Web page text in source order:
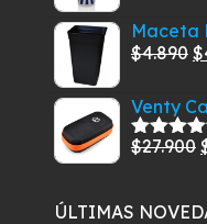
Maceta
$4.890 El
$
Venty
Valorado
$27.900
ÚLTIMAS